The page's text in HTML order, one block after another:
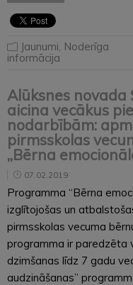
Jaunumi Noderīga
informācija
Alūksnes novada
aicina vecākus
nodarbībām:
pirmsskolas
„Bērna
07.02.2019
Programma “Bērna
izglītojošas un
pirmsskolas vecuma
programma ir paredzēta
dzimšanas līdz 7 gadu
audzināšanas”